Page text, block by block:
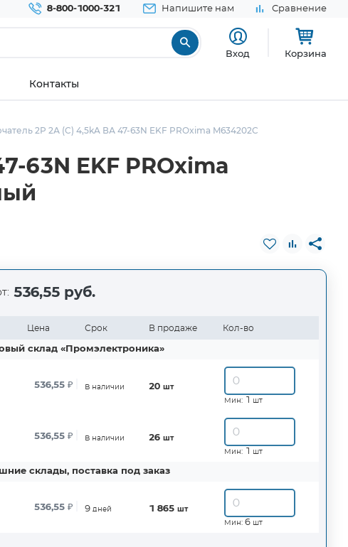
8-800-1000-321 Напишите нам Сравнение
Вход Корзина
Контакты
2P 2А (C) 4,5kA ВА 47-63N EKF PROxima M634202C
63N EKF PROxima
536,55 руб.
Цена Срок В продаже Кол-во
склад «Промэлектроника»
536,55 ₽ В наличии 20 шт
Мин: 1 шт
536,55 ₽ В наличии 26 шт
Мин: 1 шт
склады, поставка под заказ
536,55 ₽ 9 дней 1 865 шт
Мин: 6 шт